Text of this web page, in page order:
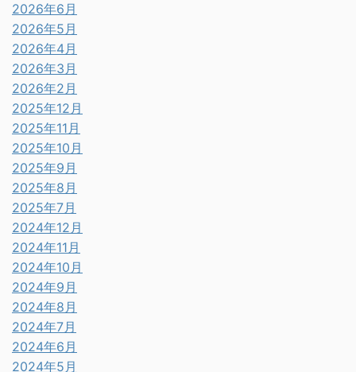
2026年6月
2026年5月
2026年4月
2026年3月
2026年2月
2025年12月
2025年11月
2025年10月
2025年9月
2025年8月
2025年7月
2024年12月
2024年11月
2024年10月
2024年9月
2024年8月
2024年7月
2024年6月
2024年5月